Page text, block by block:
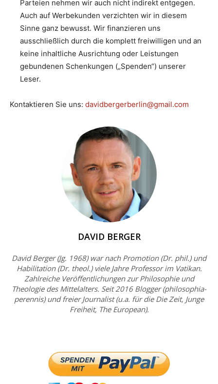
Parteien nehmen wir auch nicht indirekt entgegen.
Auch auf Werbekunden verzichten wir in diesem
Sinne ganz bewusst. Wir finanzieren uns
ausschließlich durch die komplett freiwilligen und an
keine inhaltliche Ausrichtung oder Leistungen
gebundenen Schenkungen („Spenden“) unserer
Leser.
Kontaktieren Sie uns: davidbergerberlin@gmail.com
DAVID BERGER
David Berger (Jg. 1968) war nach Promotion (Dr. phil.) und
Habilitation (Dr. theol.) viele Jahre Professor im Vatikan.
Zahlreiche Veröffentlichungen zur Philosophie und
Theologie des Mittelalters. Seit 2016 Blogger (philosophia-
perennis) und freier Journalist (u.a. für die Die Zeit, Junge
Freiheit, The European).